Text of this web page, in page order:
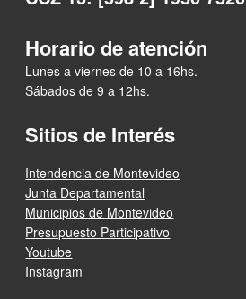
Horario de atención
Lunes a viernes de 10 a 16hs.
Sábados de 9 a 12hs.
Sitios de Interés
Intendencia de Montevideo
Junta Departamental
Municipios de Montevideo
Presupuesto Participativo
Youtube
Instagram